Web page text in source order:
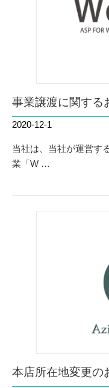
事業譲渡に関する
2020-12-1
当社は、当社が運営す
業「W …
本店所在地変更の